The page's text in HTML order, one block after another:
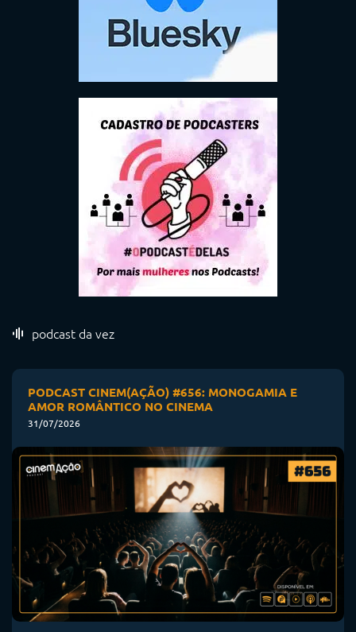
podcast da vez
PODCAST CINEM(AÇÃO) #656: MONOGAMIA E
AMOR ROMÂNTICO NO CINEMA
31/07/2026